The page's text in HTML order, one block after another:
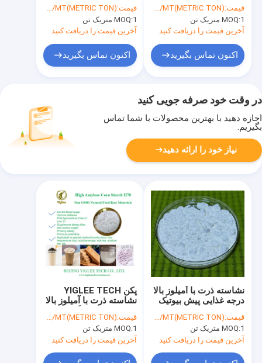
پایین نشاسته آهسته هضم
قیمت:USD/MT(METRIC TON)
MOQ:1 متریک تن
آخرین قیمت را دریافت کنید
اکنون تماس بگیرید
نشاسته ذرت آمیلوز بالا
قیمت:USD/MT(METRIC TON)
MOQ:1 متریک تن
آخرین قیمت را دریافت کنید
اکنون تماس بگیرید
در وقت خود صرفه جویی کنید
اجازه دهید با بهترین محصولات با شما تماس
بگیریم.
نیاز خود را ارائه دهید
پکن YIGLEE TECH
نشاسته ذرت با آميلوز بالا
فرسنگي کم نشاسته
مقاوم به پروبيوتيك
قیمت:USD/MT(METRIC TON)
MOQ:1 متریک تن
آخرین قیمت را دریافت کنید
نشاسته ذرت با آمیلوز بالا
درجه غذایی پیش بیوتیک
قیمت:USD/MT(METRIC TON)
MOQ:1 متریک تن
آخرین قیمت را دریافت کنید